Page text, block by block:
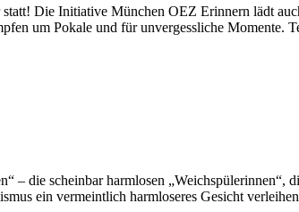
Die Initiative München OEZ Erinnern lädt
um Pokale und für unvergessliche Momente.
– die scheinbar harmlosen „Weichspülerinnen“,
ein vermeintlich harmloseres Gesicht verleihen